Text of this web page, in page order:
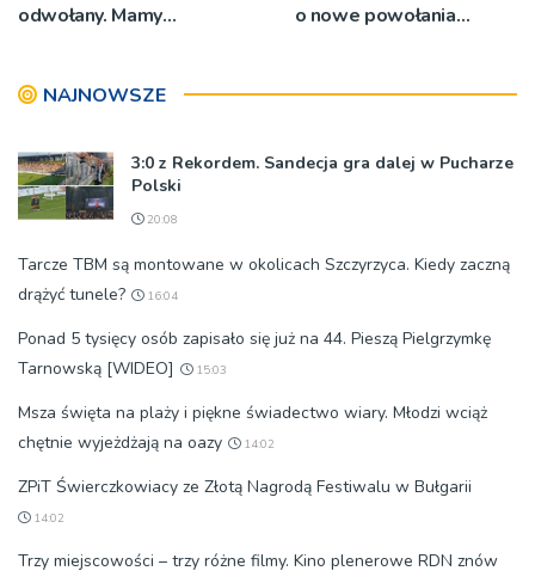
odwołany. Mamy
o nowe powołania
NAJNOWSZE
3:0 z Rekordem. Sandecja gra dalej w Pucharze
Polski
20:08
Tarcze TBM są montowane w okolicach Szczyrzyca. Kiedy zaczną
drążyć tunele?
16:04
Ponad 5 tysięcy osób zapisało się już na 44. Pieszą Pielgrzymkę
Tarnowską [WIDEO]
15:03
Msza święta na plaży i piękne świadectwo wiary. Młodzi wciąż
chętnie wyjeżdżają na oazy
14:02
ZPiT Świerczkowiacy ze Złotą Nagrodą Festiwalu w Bułgarii
14:02
Trzy miejscowości – trzy różne filmy. Kino plenerowe RDN znów